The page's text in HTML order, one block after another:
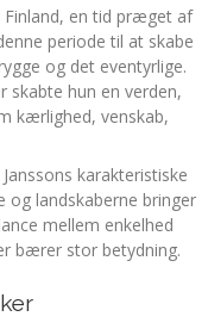
en tid præget af
periode til at skabe
og det eventyrlige.
hun en verden,
kærlighed, venskab,
karakteristiske
og landskaberne bringer
mellem enkelhed
bærer stor betydning.